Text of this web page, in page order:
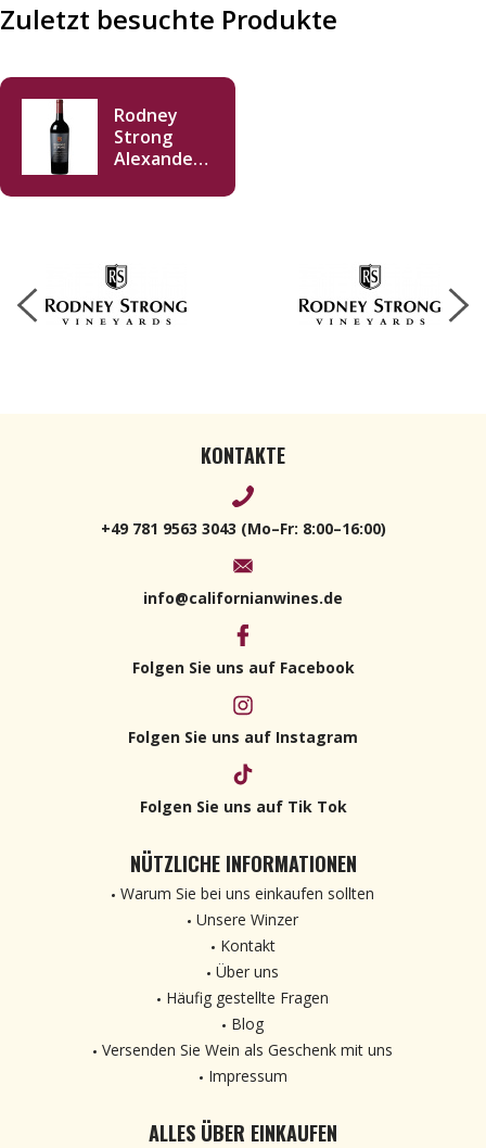
Zuletzt besuchte Produkte
Rodney
Strong
Alexander
Cabernet
KONTAKTE
+49 781 9563 3043 (Mo–Fr: 8:00–16:00)
info@californianwines.de
Folgen Sie uns auf Facebook
Folgen Sie uns auf Instagram
Folgen Sie uns auf Tik Tok
NÜTZLICHE INFORMATIONEN
Warum Sie bei uns einkaufen sollten
Unsere Winzer
Kontakt
Über uns
Häufig gestellte Fragen
Blog
Versenden Sie Wein als Geschenk mit uns
Impressum
ALLES ÜBER EINKAUFEN